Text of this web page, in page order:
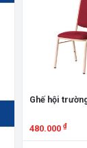
Ghế hội
480.000 ₫